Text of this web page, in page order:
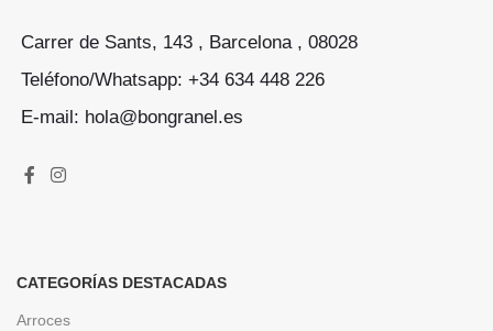
Carrer de Sants, 143 , Barcelona , 08028
Teléfono/Whatsapp: +34 634 448 226
E-mail: hola@bongranel.es
CATEGORÍAS DESTACADAS
Arroces